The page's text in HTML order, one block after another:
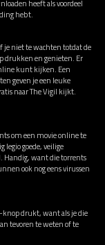
heeft als voordeel
hebt.
je niet te wachten totdat de
drukken en genieten. Er
kunt kijken. Een
geven je een leuke
naar The Vigil kijkt.
om een movie online te
goede, veilige
Handig, want die torrents
ook nog eens virussen
knop drukt, want als je die
tevoren te weten of te